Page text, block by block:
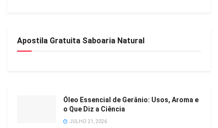
Apostila Gratuita Saboaria Natural
Óleo Essencial de Gerânio: Usos, Aroma e
o Que Diz a Ciência
JULHO 21, 2026